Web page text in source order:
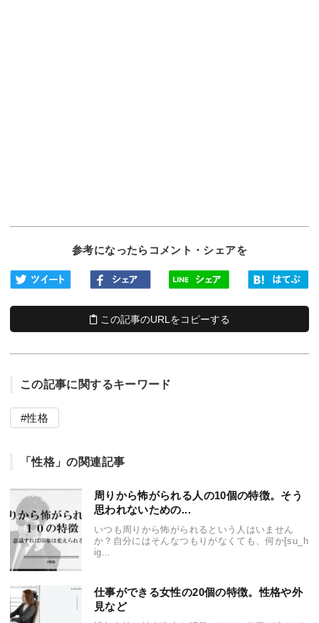
参考になったらコメント・シェアを
この記事のURLをコピーする
この記事に関するキーワード
性格
「性格」の関連記事
周りから怖がられる人の10個の特徴。そう
思われないための...
いつも周りから怖がられるという人はいません
か？自分にはそんなつもりがなくても、何か[su_h
ig...
仕事ができる女性の20個の特徴。性格や外
見など